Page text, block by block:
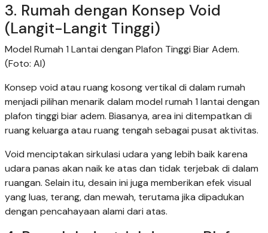
3. Rumah dengan Konsep Void
(Langit-Langit Tinggi)
Model Rumah 1 Lantai dengan Plafon Tinggi Biar Adem.
(Foto: AI)
Konsep void atau ruang kosong vertikal di dalam rumah
menjadi pilihan menarik dalam model rumah 1 lantai dengan
plafon tinggi biar adem. Biasanya, area ini ditempatkan di
ruang keluarga atau ruang tengah sebagai pusat aktivitas.
Void menciptakan sirkulasi udara yang lebih baik karena
udara panas akan naik ke atas dan tidak terjebak di dalam
ruangan. Selain itu, desain ini juga memberikan efek visual
yang luas, terang, dan mewah, terutama jika dipadukan
dengan pencahayaan alami dari atas.